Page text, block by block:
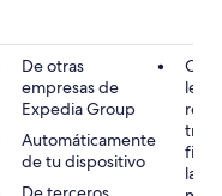
De otras
empresas de
Expedia Group
Automáticamente
de tu dispositivo
la